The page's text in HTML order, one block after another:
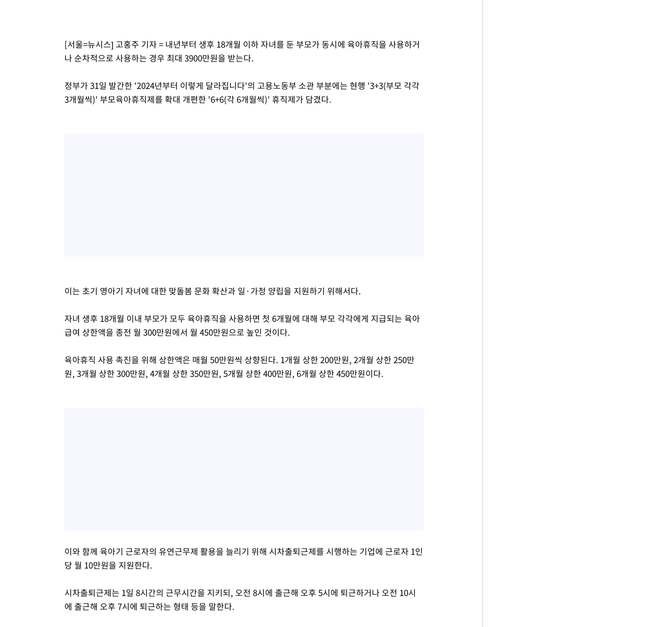
[서울=뉴시스] 고홍주 기자 = 내년부터 생후 18개월 이하 자녀를 둔 부모가 동시에 육아휴직을 사용하거
나 순차적으로 사용하는 경우 최대 3900만원을 받는다.
정부가 31일 발간한 '2024년부터 이렇게 달라집니다'의 고용노동부 소관 부분에는 현행 '3+3(부모 각각
3개월씩)' 부모육아휴직제를 확대 개편한 '6+6(각 6개월씩)' 휴직제가 담겼다.
이는 초기 영아기 자녀에 대한 맞돌봄 문화 확산과 일·가정 양립을 지원하기 위해서다.
자녀 생후 18개월 이내 부모가 모두 육아휴직을 사용하면 첫 6개월에 대해 부모 각각에게 지급되는 육아
급여 상한액을 종전 월 300만원에서 월 450만원으로 높인 것이다.
육아휴직 사용 촉진을 위해 상한액은 매월 50만원씩 상향된다. 1개월 상한 200만원, 2개월 상한 250만
원, 3개월 상한 300만원, 4개월 상한 350만원, 5개월 상한 400만원, 6개월 상한 450만원이다.
이와 함께 육아기 근로자의 유연근무제 활용을 늘리기 위해 시차출퇴근제를 시행하는 기업에 근로자 1인
당 월 10만원을 지원한다.
시차출퇴근제는 1일 8시간의 근무시간을 지키되, 오전 8시에 출근해 오후 5시에 퇴근하거나 오전 10시
에 출근해 오후 7시에 퇴근하는 형태 등을 말한다.